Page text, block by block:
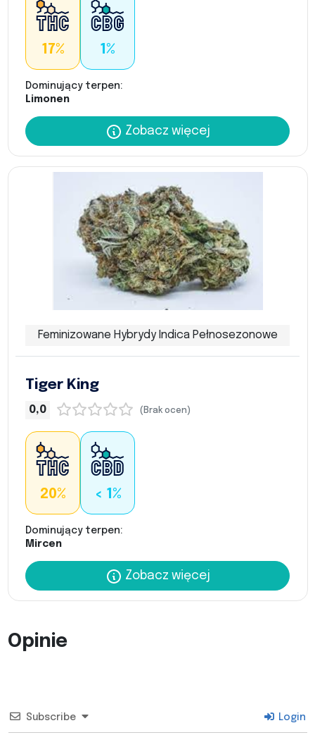
17% 1%
Dominujący terpen:
Limonen
Zobacz więcej
Feminizowane Hybrydy Indica Pełnosezonowe
Tiger King
0,0 (Brak ocen)
20% < 1%
Dominujący terpen:
Mircen
Zobacz więcej
Opinie
Subscribe Login